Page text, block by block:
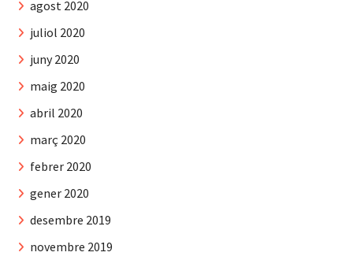
agost 2020
juliol 2020
juny 2020
maig 2020
abril 2020
març 2020
febrer 2020
gener 2020
desembre 2019
novembre 2019